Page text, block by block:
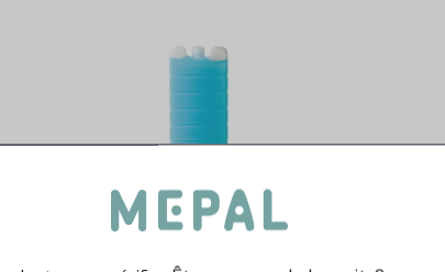
Mini pain de glace